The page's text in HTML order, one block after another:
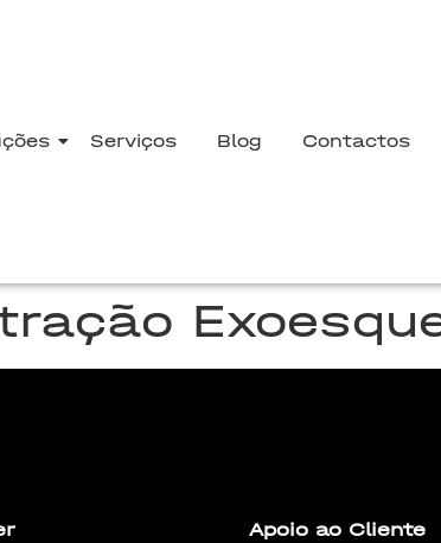
Serviços Blog Contactos
Apoio ao Cliente